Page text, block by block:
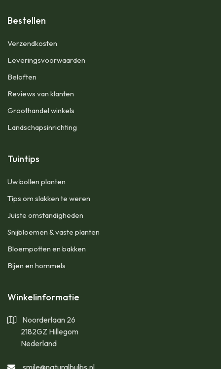
Bestellen
​Verzendkosten
Leveringsvoorwaarden
Beloften
Reviews van klanten
Groothandel winkels
Landschapsinrichting
Tuintips
Uw bollen planten
Tips om slakken te weren
Juiste omstandigheden
Snijbloemen & vaste planten
Bloempotten en bakken
Bijen en hommels
Winkelinformatie
Noorderlaan 26
2182GZ Hillegom
Nederland